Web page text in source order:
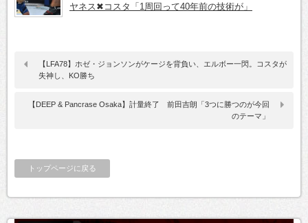
ヤネス✖コスタ「1周回って40年前の技術が」
【LFA78】ホゼ・ジョンソンがケージを背負い、エルボー一閃。コスタが
失神し、KO勝ち
【DEEP & Pancrase Osaka】計量終了 前田吉朗「3つに勝つのが今回
のテーマ」
トップページに戻る